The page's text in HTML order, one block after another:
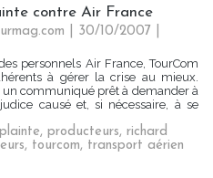
contre Air France
| 30/10/2007
personnels Air France, TourCom
à gérer la crise au mieux.
un communiqué prêt à demander à
causé et, si nécessaire, à se
plainte, producteurs, richard
, tourcom, transport aérien